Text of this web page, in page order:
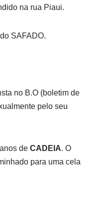
na rua Piaui.
SAFADO.
no B.O (boletim de
pelo seu
de CADEIA. O
para uma cela